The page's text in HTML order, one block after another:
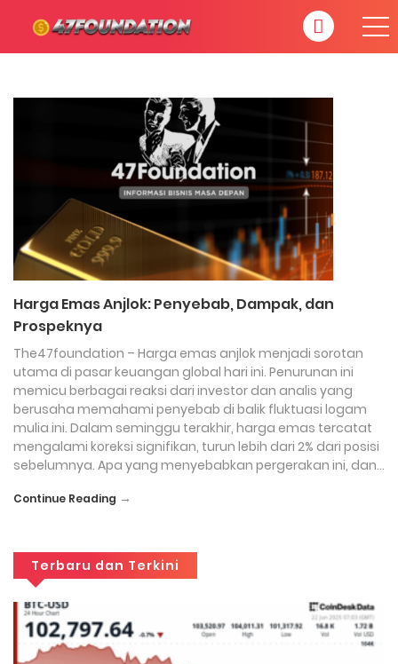
Harga Emas Anjlok: Penyebab, Dampak, dan
Prospeknya
The47foundation – Harga emas anjlok menjadi sorotan
utama di pasar keuangan global hari ini. Penurunan ini
memicu berbagai reaksi dari investor dan analis yang
berusaha memahami penyebab di balik fluktuasi logam
mulia ini. Dalam seminggu terakhir, harga emas tercatat
mengalami koreksi signifikan, turun lebih dari 2% dari posisi
sebelumnya. Apa yang menyebabkan pergerakan ini, dan…
Continue Reading →
Terbaru dan Terkini